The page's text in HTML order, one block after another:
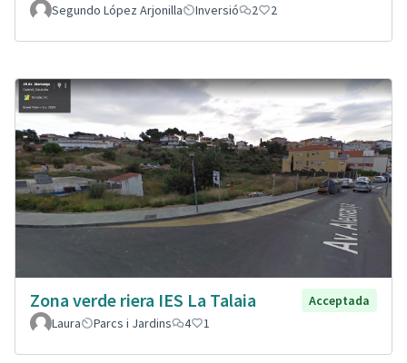
Segundo López Arjonilla
Inversió 2 2
Zona verde riera IES La Talaia
Acceptada
Laura
Parcs i Jardins 4 1